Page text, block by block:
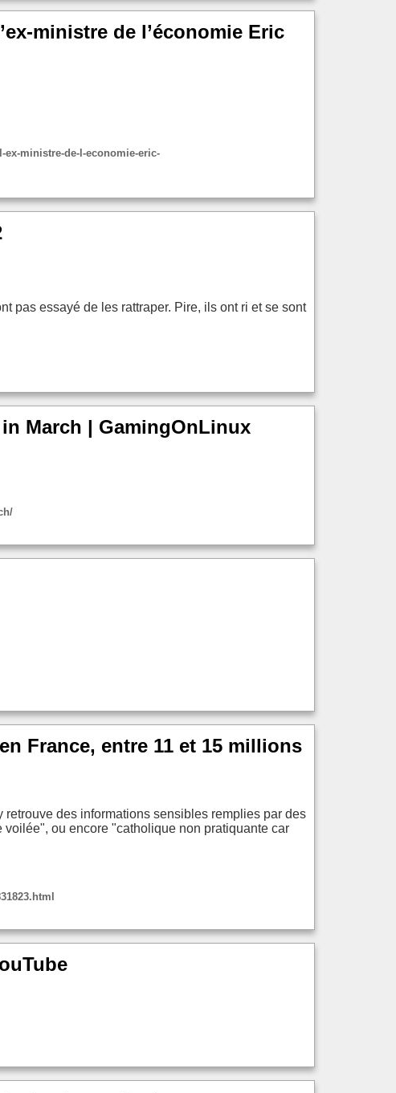
ministre de l’économie Eric
ex-ministre-de-l-economie-eric-
pas essayé de les rattraper. Pire, ils ont ri et se sont
March | GamingOnLinux
France, entre 11 et 15 millions
des informations sensibles remplies par des
ou encore "catholique non pratiquante car